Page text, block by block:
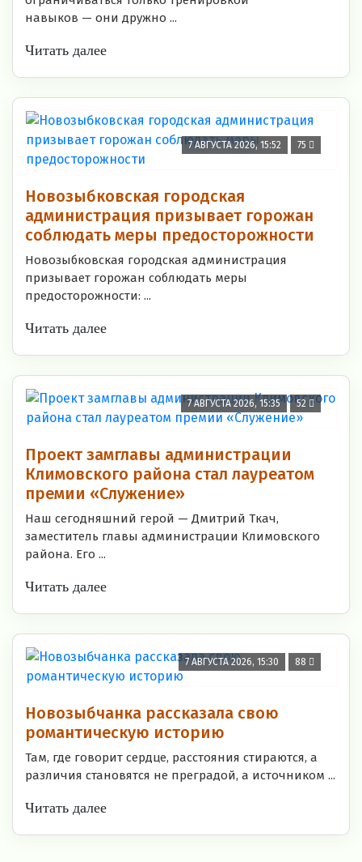
навыков — они дружно ...
Читать далее
7 АВГУСТА 2026, 15:52 75
Новозыбковская городская
администрация призывает горожан
соблюдать меры предосторожности
Новозыбковская городская администрация
призывает горожан соблюдать меры
предосторожности: ...
Читать далее
7 АВГУСТА 2026, 15:35 52
Проект замглавы администрации
Климовского района стал лауреатом
премии «Служение»
Наш сегодняшний герой — Дмитрий Ткач,
заместитель главы администрации Климовского
района. Его ...
Читать далее
7 АВГУСТА 2026, 15:30 88
Новозыбчанка рассказала свою
романтическую историю
Там, где говорит сердце, расстояния стираются, а
различия становятся не преградой, а источником ...
Читать далее